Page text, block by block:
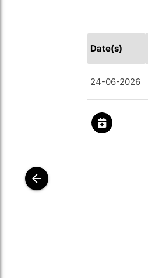
Date(s)
24-06-2026
arrow_back